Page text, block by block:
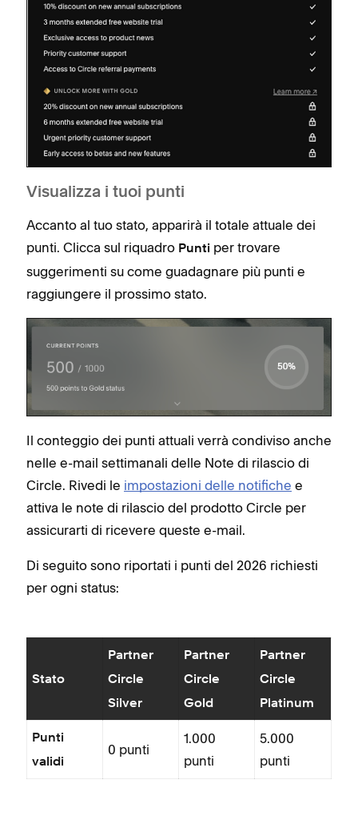
Visualizza i tuoi punti
Accanto al tuo stato, apparirà il totale attuale dei
punti. Clicca sul riquadro Punti per trovare
suggerimenti su come guadagnare più punti e
raggiungere il prossimo stato.
Il conteggio dei punti attuali verrà condiviso anche
nelle e-mail settimanali delle Note di rilascio di
Circle. Rivedi le impostazioni delle notifiche e
attiva le note di rilascio del prodotto Circle per
assicurarti di ricevere queste e-mail.
Di seguito sono riportati i punti del 2026 richiesti
per ogni status:
Stato
Partner
Circle
Silver
Partner
Circle
Gold
Partner
Circle
Platinum
Punti
validi
0 punti
1.000
punti
5.000
punti